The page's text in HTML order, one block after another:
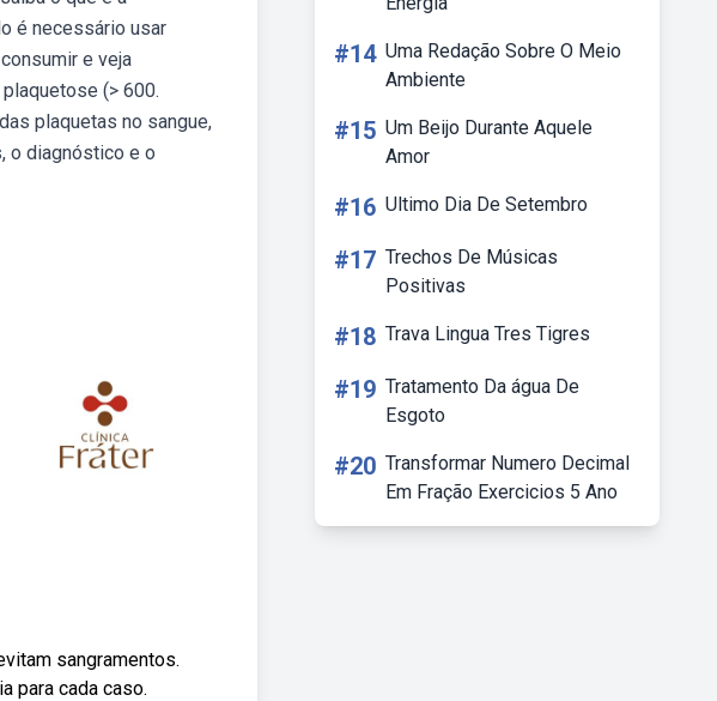
é necessário usar
e veja
(> 600.
plaquetas no sangue,
o diagnóstico e o
sangramentos.
para cada caso.
#14 Uma Redação Sobre O Meio
Ambiente
#15 Um Beijo Durante Aquele
Amor
#16 Ultimo Dia De Setembro
#17 Trechos De Músicas
Positivas
#18 Trava Lingua Tres Tigres
#19 Tratamento Da água De
Esgoto
#20 Transformar Numero Decimal
Em Fração Exercicios 5 Ano